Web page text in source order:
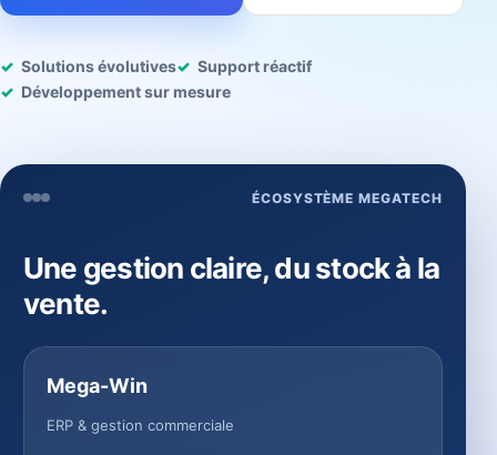
Solutions évolutives
Support réactif
Développement sur mesure
ÉCOSYSTÈME MEGATECH
Une gestion claire, du stock à la
vente.
Mega-Win
ERP & gestion commerciale